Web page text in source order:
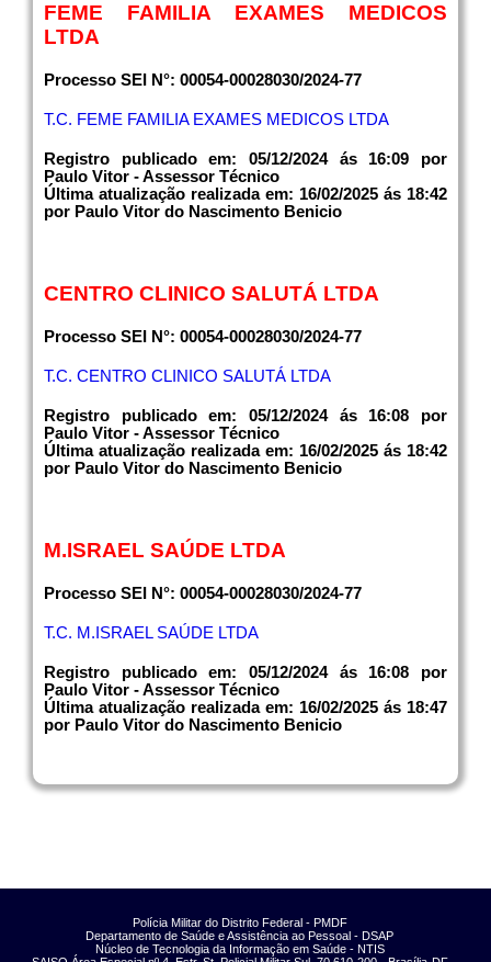
FEME FAMILIA EXAMES MEDICOS
LTDA
Processo SEI N°: 00054-00028030/2024-77
T.C. FEME FAMILIA EXAMES MEDICOS LTDA
Registro publicado em: 05/12/2024 ás 16:09 por
Paulo Vitor - Assessor Técnico
Última atualização realizada em: 16/02/2025 ás 18:42
por Paulo Vitor do Nascimento Benicio
CENTRO CLINICO SALUTÁ LTDA
Processo SEI N°: 00054-00028030/2024-77
T.C. CENTRO CLINICO SALUTÁ LTDA
Registro publicado em: 05/12/2024 ás 16:08 por
Paulo Vitor - Assessor Técnico
Última atualização realizada em: 16/02/2025 ás 18:42
por Paulo Vitor do Nascimento Benicio
M.ISRAEL SAÚDE LTDA
Processo SEI N°: 00054-00028030/2024-77
T.C. M.ISRAEL SAÚDE LTDA
Registro publicado em: 05/12/2024 ás 16:08 por
Paulo Vitor - Assessor Técnico
Última atualização realizada em: 16/02/2025 ás 18:47
por Paulo Vitor do Nascimento Benicio
Polícia Militar do Distrito Federal - PMDF
Departamento de Saúde e Assistência ao Pessoal - DSAP
Núcleo de Tecnologia da Informação em Saúde - NTIS